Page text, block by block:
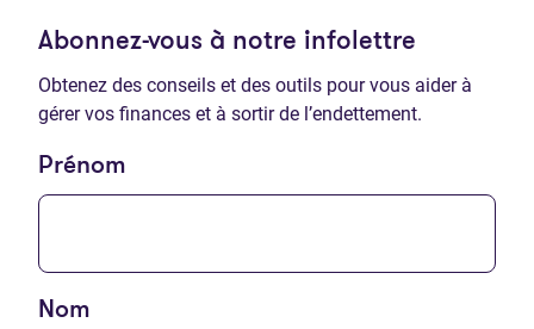
Abonnez-vous à notre infolettre
Obtenez des conseils et des outils pour vous aider à
gérer vos finances et à sortir de l’endettement.
Prénom
Nom